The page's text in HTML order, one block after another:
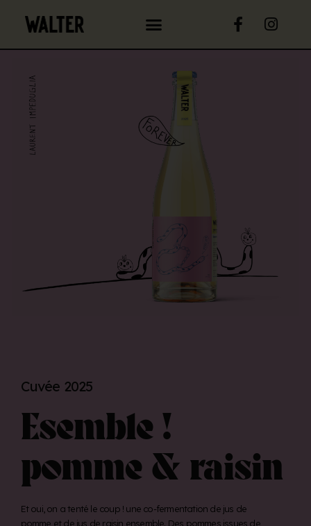
Cuvée 2025
Esemble !
pomme & raisin
Et oui, on a tenté le coup ! une co-fermentation de jus de
pomme et de jus de raisin ensemble. Des pommes issues de